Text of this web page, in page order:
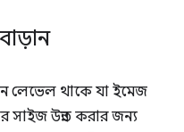
লেভেল থাকে যা ইমেজ
সাইজ উন্নত করার জন্য